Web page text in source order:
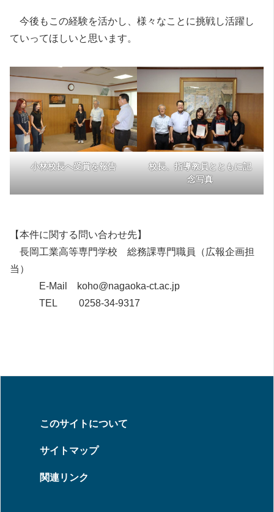
今後もこの経験を活かし、様々なことに挑戦し活躍し
ていってほしいと思います。
小林校長へ受賞を報告
校長、指導教員とともに記
念写真
【本件に関する問い合わせ先】
長岡工業高等専門学校 総務課専門職員（広報企画担
当）
E-Mail koho@nagaoka-ct.ac.jp
TEL 0258-34-9317
このサイトについて
サイトマップ
関連リンク